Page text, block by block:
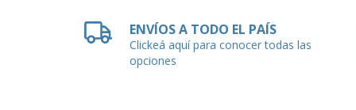
ENVÍOS A TODO EL PAÍS
Clickeá aquí para conocer todas las
opciones